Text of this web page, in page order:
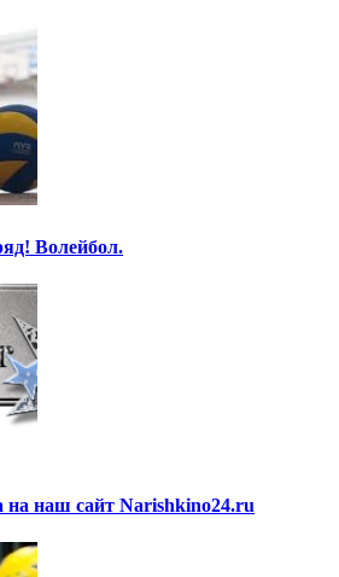
Волейбол.
наш сайт Narishkino24.ru